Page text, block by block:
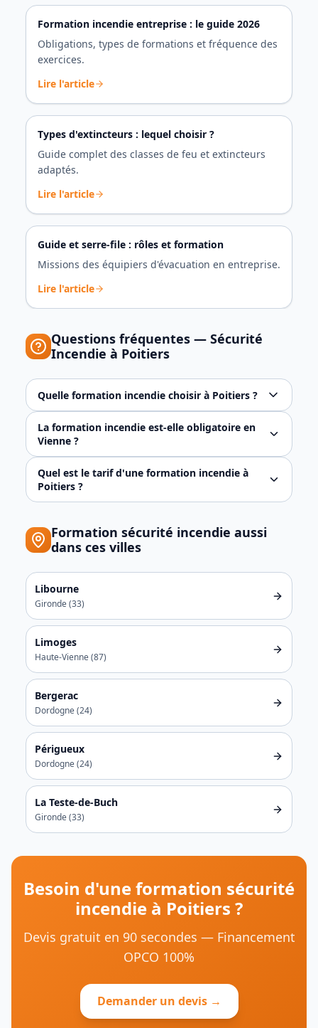
Formation incendie entreprise : le guide 2026
Obligations, types de formations et fréquence des
exercices.
Lire l'article
Types d'extincteurs : lequel choisir ?
Guide complet des classes de feu et extincteurs
adaptés.
Lire l'article
Guide et serre-file : rôles et formation
Missions des équipiers d'évacuation en entreprise.
Lire l'article
Questions fréquentes — Sécurité
Incendie à Poitiers
Quelle formation incendie choisir à Poitiers ?
Pour un premier équipement, choisissez l'EPI. Pour
La formation incendie est-elle obligatoire en
Vienne ?
Oui, l'article R4227-28 du Code du travail impose de
Quel est le tarif d'une formation incendie à
Poitiers ?
Formation sécurité incendie aussi
dans ces villes
Libourne
Gironde(33)
Limoges
Haute-Vienne(87)
Bergerac
Dordogne(24)
Périgueux
Dordogne(24)
La Teste-de-Buch
Gironde(33)
Besoin d'une formation sécurité
incendie à Poitiers ?
Devis gratuit en 90 secondes — Financement
OPCO 100%
Demander un devis →